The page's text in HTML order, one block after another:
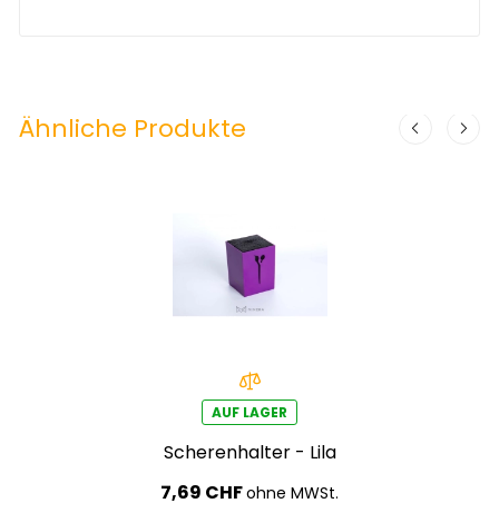
Ähnliche Produkte
AUF LAGER
Scherenhalter - Lila
7,69 CHFohne MWSt.